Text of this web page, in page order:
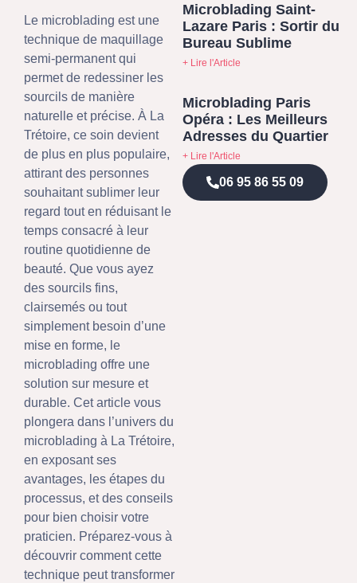
Le microblading est une
technique de maquillage
semi-permanent qui
permet de redessiner les
sourcils de manière
naturelle et précise. À La
Trétoire, ce soin devient
de plus en plus populaire,
attirant des personnes
souhaitant sublimer leur
regard tout en réduisant le
temps consacré à leur
routine quotidienne de
beauté. Que vous ayez
des sourcils fins,
clairsemés ou tout
simplement besoin d’une
mise en forme, le
microblading offre une
solution sur mesure et
durable. Cet article vous
plongera dans l’univers du
microblading à La Trétoire,
en exposant ses
avantages, les étapes du
processus, et des conseils
pour bien choisir votre
praticien. Préparez-vous à
découvrir comment cette
technique peut transformer
Microblading Saint-
Lazare Paris : Sortir du
Bureau Sublime
+ Lire l'Article
Microblading Paris
Opéra : Les Meilleurs
Adresses du Quartier
+ Lire l'Article
06 95 86 55 09